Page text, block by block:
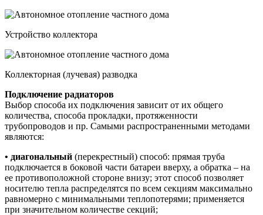
Устройство коллектора
Коллекторная (лучевая) разводка
Подключение радиаторов
Выбор способа их подключения зависит от их общего
количества, способа прокладки, протяженности
трубопроводов и пр. Самыми распространенными методами
являются:
• диагональный (перекрестный) способ: прямая труба
подключается в боковой части батареи вверху, а обратка – на
ее противоположной стороне внизу; этот способ позволяет
носителю тепла распределятся по всем секциям максимально
равномерно с минимальными теплопотерями; применяется
при значительном количестве секций;